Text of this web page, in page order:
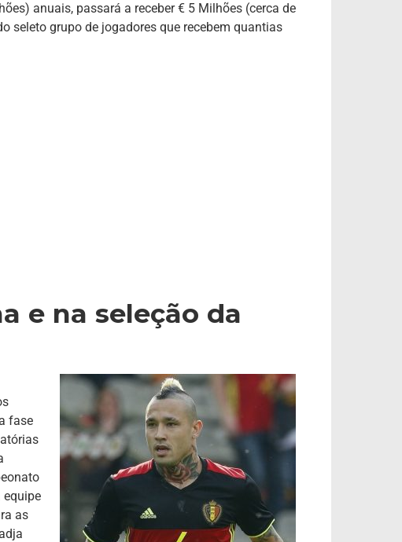
anuais, passará a receber € 5 Milhões (cerca de
seleto grupo de jogadores que recebem quantias
e na seleção da
fase
as